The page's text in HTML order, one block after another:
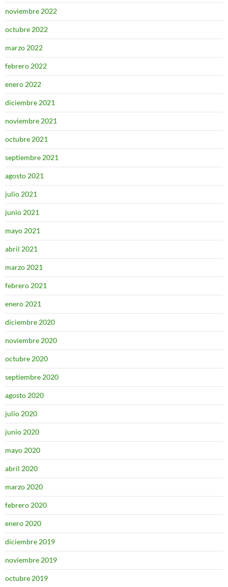
noviembre 2022
octubre 2022
marzo 2022
febrero 2022
enero 2022
diciembre 2021
noviembre 2021
octubre 2021
septiembre 2021
agosto 2021
julio 2021
junio 2021
mayo 2021
abril 2021
marzo 2021
febrero 2021
enero 2021
diciembre 2020
noviembre 2020
octubre 2020
septiembre 2020
agosto 2020
julio 2020
junio 2020
mayo 2020
abril 2020
marzo 2020
febrero 2020
enero 2020
diciembre 2019
noviembre 2019
octubre 2019